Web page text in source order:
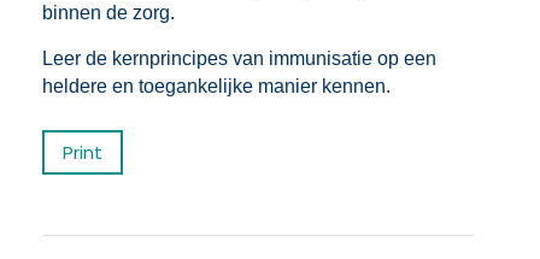
binnen de zorg.
Leer de kernprincipes van immunisatie op een
heldere en toegankelijke manier kennen.
Print